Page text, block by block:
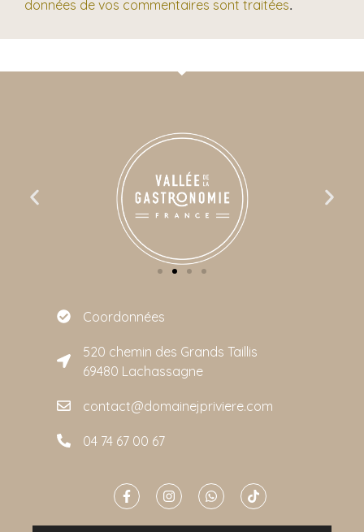
données de vos commentaires sont traitées.
Coordonnées
520 chemin des Grands Taillis
69480 Lachassagne
contact@domainejpriviere.com
04 74 67 00 67